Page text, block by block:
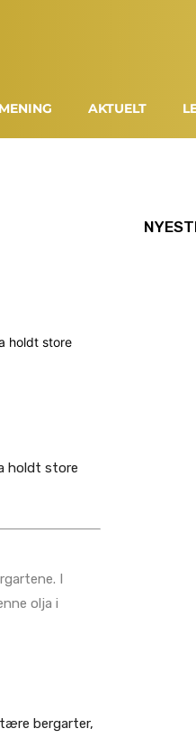
MENING AKTUELT
holdt store
holdt store
I
olja i
bergarter,